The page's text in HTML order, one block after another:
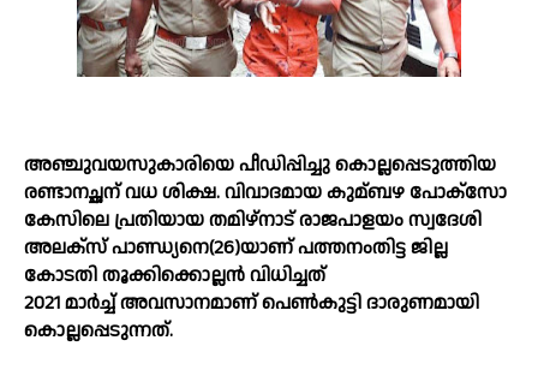
അഞ്ചുവയസുകാരിയെ പീഡിപ്പിച്ചു കൊല്ലപ്പെടുത്തിയ
രണ്ടാനച്ഛന് വധ ശിക്ഷ. വിവാദമായ കുമ്ബഴ പോക്സോ
കേസിലെ പ്രതിയായ തമിഴ്‌നാട് രാജപാളയം സ്വദേശി
അലക്സ് പാണ്ഡ്യനെ(26)യാണ് പത്തനംതിട്ട ജില്ല
കോടതി തൂക്കിക്കൊല്ലൻ വിധിച്ചത്
2021 മാര്‍ച്ച്‌ അവസാനമാണ് പെണ്‍കുട്ടി ദാരുണമായി
കൊല്ലപ്പെടുന്നത്.